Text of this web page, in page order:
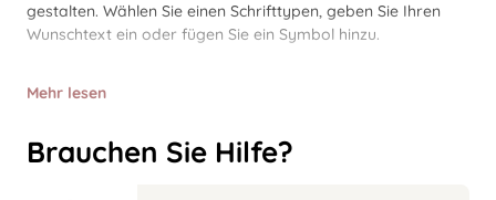
gestalten. Wählen Sie einen Schrifttypen, geben Sie Ihren
Wunschtext ein oder fügen Sie ein Symbol hinzu.
Mehr lesen
Brauchen Sie Hilfe?